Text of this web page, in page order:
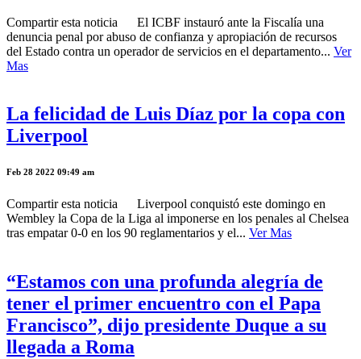
Compartir esta noticia El ICBF instauró ante la Fiscalía una
denuncia penal por abuso de confianza y apropiación de recursos
del Estado contra un operador de servicios en el departamento... Ver
Mas
La felicidad de Luis Díaz por la copa con
Liverpool
Feb 28 2022 09:49 am
Compartir esta noticia Liverpool conquistó este domingo en
Wembley la Copa de la Liga al imponerse en los penales al Chelsea
tras empatar 0-0 en los 90 reglamentarios y el... Ver Mas
“Estamos con una profunda alegría de
tener el primer encuentro con el Papa
Francisco”, dijo presidente Duque a su
llegada a Roma